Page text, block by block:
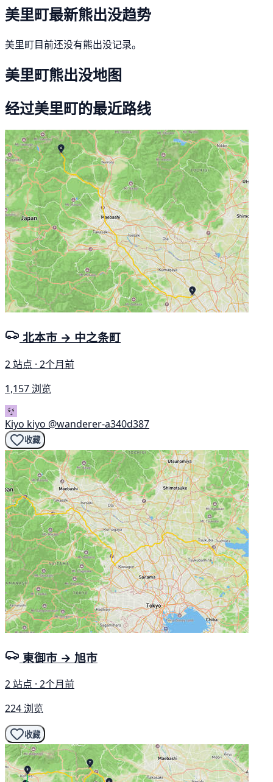
美里町最新熊出没趋势
美里町目前还没有熊出没记录。
美里町熊出没地图
经过美里町的最近路线
北本市 → 中之条町
2 站点 · 2个月前
1,157 浏览
Kiyo kiyo @wanderer-a340d387
收藏
東御市 → 旭市
2 站点 · 2个月前
224 浏览
收藏